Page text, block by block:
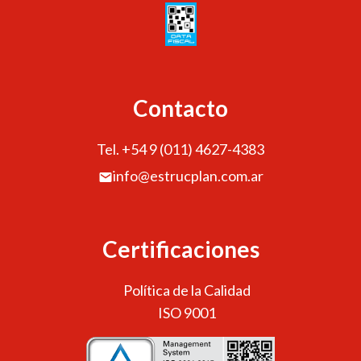
Contacto
Tel. +54 9 (011) 4627-4383
info@estrucplan.com.ar
Certificaciones
Política de la Calidad
ISO 9001